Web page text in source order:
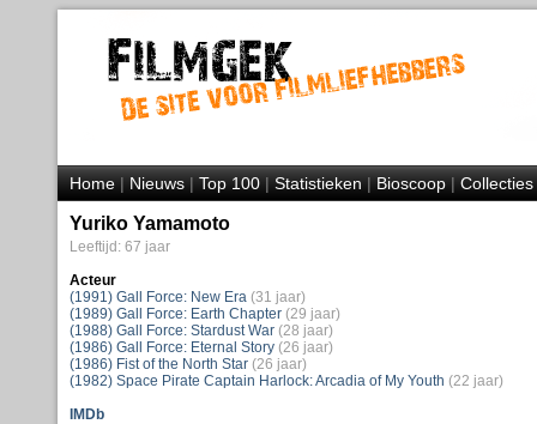
Home|Nieuws|Top 100|Statistieken|Bioscoop|Collecties
Yuriko Yamamoto
Leeftijd: 67 jaar
Acteur
(1991) Gall Force: New Era (31 jaar)
(1989) Gall Force: Earth Chapter (29 jaar)
(1988) Gall Force: Stardust War (28 jaar)
(1986) Gall Force: Eternal Story (26 jaar)
(1986) Fist of the North Star (26 jaar)
(1982) Space Pirate Captain Harlock: Arcadia of My Youth (22 jaar)
IMDb